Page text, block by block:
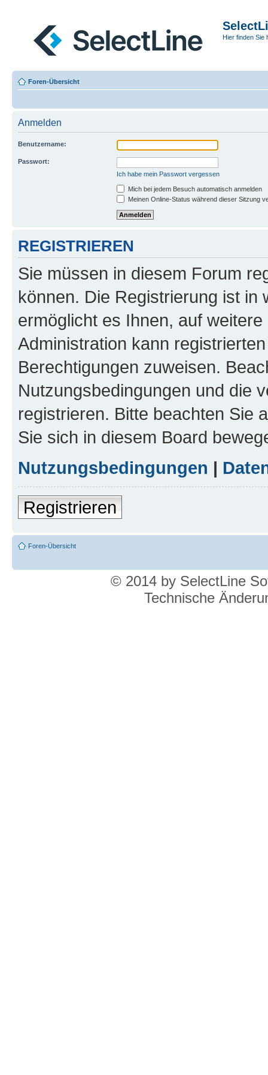
Hier finden Sie
Foren-Übersicht
Anmelden
Benutzername:
Passwort:
Ich habe mein Passwort vergessen
Mich bei jedem Besuch automatisch anmelden
Meinen Online-Status während dieser Sitzung
REGISTRIEREN
Sie müssen in diesem Forum
können. Die Registrierung ist in
ermöglicht es Ihnen, auf
Administration kann
Berechtigungen zuweisen.
Nutzungsbedingungen und die
registrieren. Bitte beachten Sie
Sie sich in diesem Board
Nutzungsbedingungen |
Registrieren
Foren-Übersicht
© 2014 by SelectLine
Technische